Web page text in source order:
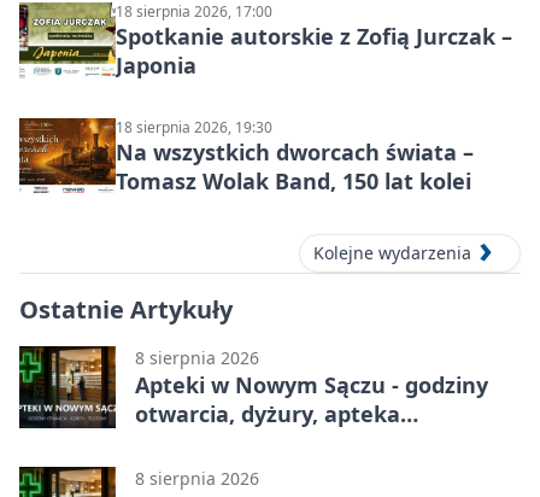
18 sierpnia 2026, 17:00
Spotkanie autorskie z Zofią Jurczak –
Japonia
18 sierpnia 2026, 19:30
Na wszystkich dworcach świata –
Tomasz Wolak Band, 150 lat kolei
Kolejne wydarzenia
Ostatnie Artykuły
8 sierpnia 2026
Apteki w Nowym Sączu - godziny
otwarcia, dyżury, apteka
8 sierpnia 2026